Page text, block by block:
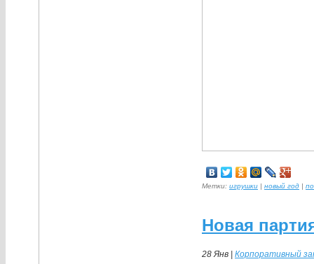
Метки: игрушки | новый год |
Новая
28 Янв | Корпоративный